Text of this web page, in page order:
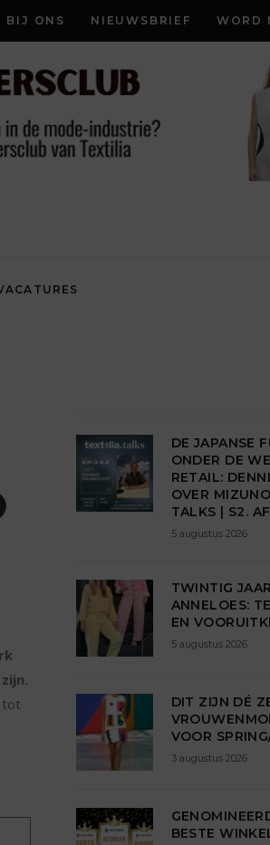
BIJ ONS NIEUWSBRIEF WORD
tot
DE JAPANSE
ONDER DE
RETAIL:
OVER
TALKS | S2.
5 augustus 2026
TWINTIG
ANNELOES:
EN
5 augustus 2026
DIT ZIJN DÉ
VOOR
3 augustus 2026
BESTE